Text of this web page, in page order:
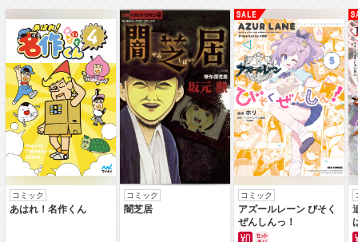
コミック
あはれ！名作くん
コミック
闇芝居
コミック
アズールレーン びそく
ぜんしんっ！